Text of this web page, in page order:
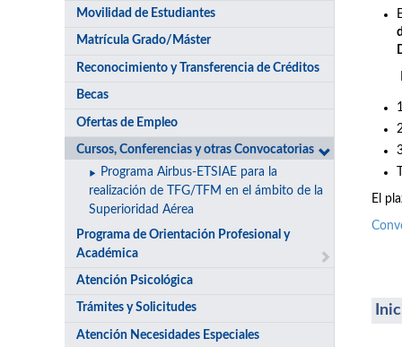
Movilidad de Estudiantes
Matrícula Grado/Máster
Reconocimiento y Transferencia de Créditos
Becas
Ofertas de Empleo
Cursos, Conferencias y otras Convocatorias
Programa Airbus-ETSIAE para la
realización de TFG/TFM en el ámbito de la
Superioridad Aérea
Programa de Orientación Profesional y
Académica
Atención Psicológica
Trámites y Solicitudes
Atención Necesidades Especiales
El